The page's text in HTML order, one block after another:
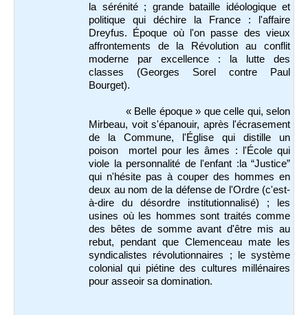
la sérénité ; grande bataille idéologique et
politique qui déchire la France : l'affaire
Dreyfus. Époque où l'on passe des vieux
affrontements de la Révolution au conflit
moderne par excellence : la lutte des
classes (Georges Sorel contre Paul
Bourget).
« Belle époque » que celle qui, selon
Mirbeau, voit s'épanouir, après l'écrasement
de la Commune, l'Église qui distille un
poison mortel pour les âmes : l'École qui
viole la personnalité de l'enfant :la “Justice”
qui n'hésite pas à couper des hommes en
deux au nom de la défense de l'Ordre (c'est-
à-dire du désordre institutionnalisé) ; les
usines où les hommes sont traités comme
des bêtes de somme avant d'être mis au
rebut, pendant que Clemenceau mate les
syndicalistes révolutionnaires ; le système
colonial qui piétine des cultures millénaires
pour asseoir sa domination.